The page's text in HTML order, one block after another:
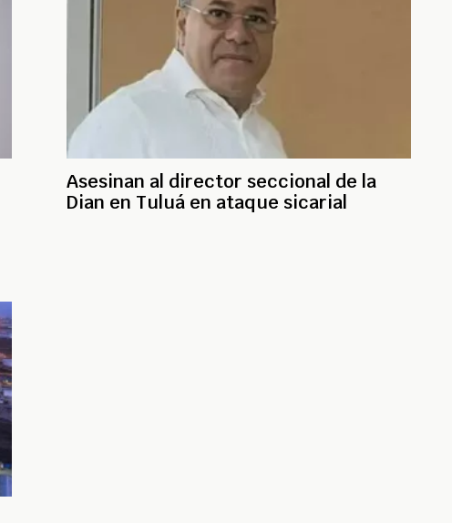
Asesinan al director seccional de la
Dian en Tuluá en ataque sicarial